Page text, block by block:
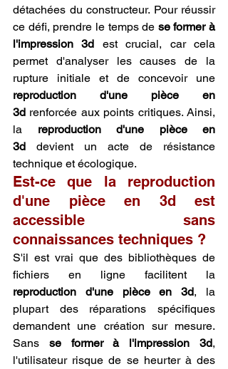
détachées du constructeur. Pour réussir
ce défi, prendre le temps de se former à
l'impression 3d est crucial, car cela
permet d'analyser les causes de la
reproduction d'une pièce en
3d renforcée aux points critiques. Ainsi,
la reproduction d'une pièce en
3d devient un acte de résistance
technique et écologique.
Est-ce que la reproduction
d'une pièce en 3d est
accessible sans
connaissances techniques ?
S'il est vrai que des bibliothèques de
reproduction d'une pièce en 3d, la
plupart des réparations spécifiques
demandent une création sur mesure.
Sans se former à l'impression 3d,
l'utilisateur risque de se heurter à des